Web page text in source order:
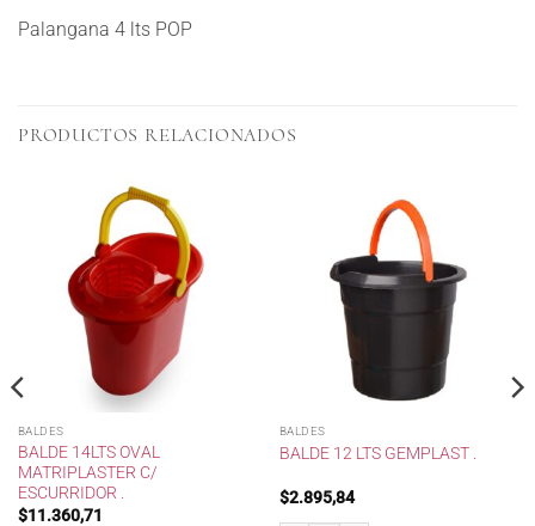
Palangana 4 lts POP
PRODUCTOS RELACIONADOS
BALDES
BALDE 14LTS OVAL
MATRIPLASTER C/
ESCURRIDOR .
$11.360,71
BALDES
BALDE 12 LTS GEMPLAST .
$2.895,84